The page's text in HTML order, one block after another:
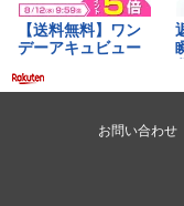
お問い合わせ